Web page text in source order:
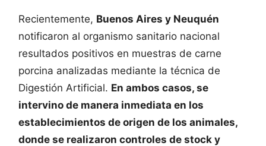
Recientemente, Buenos Aires y Neuquén
notificaron al organismo sanitario nacional
resultados positivos en muestras de carne
porcina analizadas mediante la técnica de
Digestión Artificial. En ambos casos, se
intervino de manera inmediata en los
establecimientos de origen de los animales,
donde se realizaron controles de stock y